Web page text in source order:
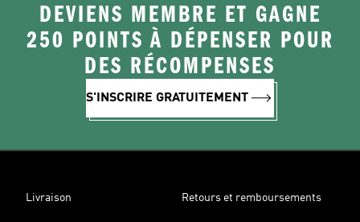
DEVIENS MEMBRE ET GAGNE
250 POINTS À DÉPENSER POUR
DES RÉCOMPENSES
S'INSCRIRE GRATUITEMENT
Livraison Retours et remboursements